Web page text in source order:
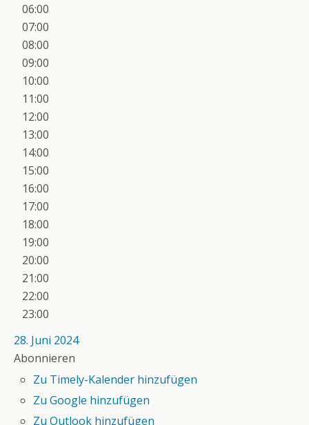
06:00
07:00
08:00
09:00
10:00
11:00
12:00
13:00
14:00
15:00
16:00
17:00
18:00
19:00
20:00
21:00
22:00
23:00
28. Juni 2024
Abonnieren
Zu Timely-Kalender hinzufügen
Zu Google hinzufügen
Zu Outlook hinzufügen